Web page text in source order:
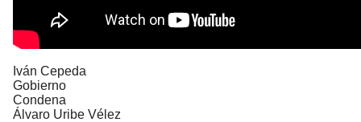
Iván Cepeda
Gobierno
Condena
Álvaro Uribe Vélez